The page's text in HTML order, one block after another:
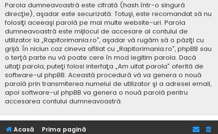
Parola dumneavoastră este cifrată (hash într-o singură
direcţie), aşadar este securizată. Totuşi, este recomandat să nu
folosiţi aceeaşi parolă pe mai multe website-uri. Parola
dumneavoastră este mijlocul de accesare al contului de
utilizator la „Rapitorimania.ro”, aşadar vă rugăm să o păziţi cu
grijă. În niciun caz cineva afiliat cu „Rapitorimania.ro”, phpBB sau
o terţă parte nu vă poate cere în mod legitim parola. Dacă
uitaţi parola, puteţi folosi interfaţa „Am uitat parola” oferită de
software-ul phpBB. Această procedură vă va genera o nouă
parolă prin transmiterea numelui de utilizator şi a adresei email,
apoi software-ul phpBB va genera o nouă parolă pentru
accesarea contului dumneavoastră.
Acasă Prima pagină